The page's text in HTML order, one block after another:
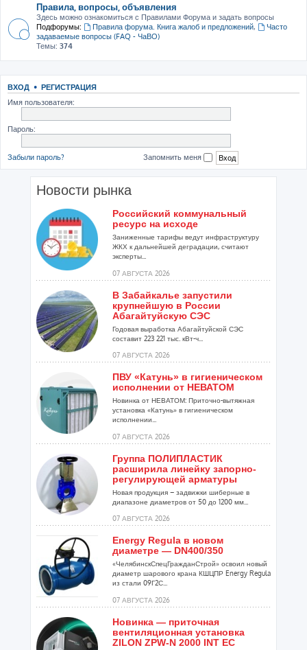
Правила, вопросы, объявления
Здесь можно ознакомиться с Правилами Форума и задать вопросы
Подфорумы:
Правила форума. Книга жалоб и предложений,
Часто
задаваемые вопросы (FAQ - ЧаВО)
Темы: 374
ВХОД • РЕГИСТРАЦИЯ
Имя пользователя:
Пароль:
Забыли пароль? Запомнить меня
Новости рынка
Российский коммунальный
ресурс на исходе
Заниженные тарифы ведут инфраструктуру
ЖКХ к дальнейшей деградации, считают
эксперты...
07 АВГУСТА 2026
В Забайкалье запустили
крупнейшую в России
Абагайтуйскую СЭС
Годовая выработка Абагайтуйской СЭС
составит 223 221 тыс. кВт-ч...
07 АВГУСТА 2026
ПВУ «Катунь» в гигиеническом
исполнении от НЕВАТОМ
Новинка от НЕВАТОМ: Приточно-вытяжная
установка «Катунь» в гигиеническом
исполнении...
07 АВГУСТА 2026
Группа ПОЛИПЛАСТИК
расширила линейку запорно-
регулирующей арматуры
Новая продукция – задвижки шиберные в
диапазоне диаметров от 50 до 1200 мм...
07 АВГУСТА 2026
Energy Regula в новом
диаметре — DN400/350
«ЧелябинскСпецГражданСтрой» освоил новый
диаметр шарового крана КШЦПР Energy Regula
из стали 09Г2С...
07 АВГУСТА 2026
Новинка — приточная
вентиляционная установка
ZILON ZPW-N 2000 INT EC